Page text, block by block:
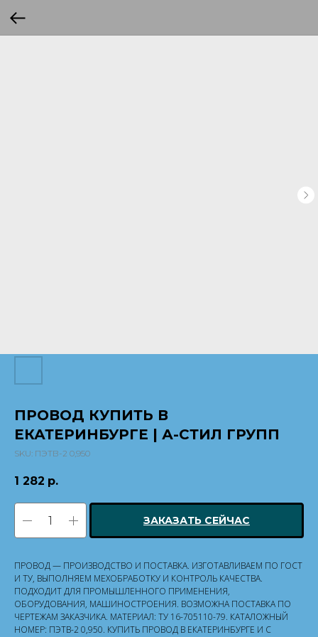
ПРОВОД КУПИТЬ В
ЕКАТЕРИНБУРГЕ | А-СТИЛ ГРУПП
SKU: ПЭТВ-2 0,950
1 282 р.
ЗАКАЗАТЬ СЕЙЧАС
ПРОВОД — ПРОИЗВОДСТВО И ПОСТАВКА. ИЗГОТАВЛИВАЕМ ПО ГОСТ
И ТУ, ВЫПОЛНЯЕМ МЕХОБРАБОТКУ И КОНТРОЛЬ КАЧЕСТВА.
ПОДХОДИТ ДЛЯ ПРОМЫШЛЕННОГО ПРИМЕНЕНИЯ,
ОБОРУДОВАНИЯ, МАШИНОСТРОЕНИЯ. ВОЗМОЖНА ПОСТАВКА ПО
ЧЕРТЕЖАМ ЗАКАЗЧИКА. МАТЕРИАЛ: ТУ 16-705110-79. КАТАЛОЖНЫЙ
НОМЕР: ПЭТВ-2 0,950. КУПИТЬ ПРОВОД В ЕКАТЕРИНБУРГЕ И С